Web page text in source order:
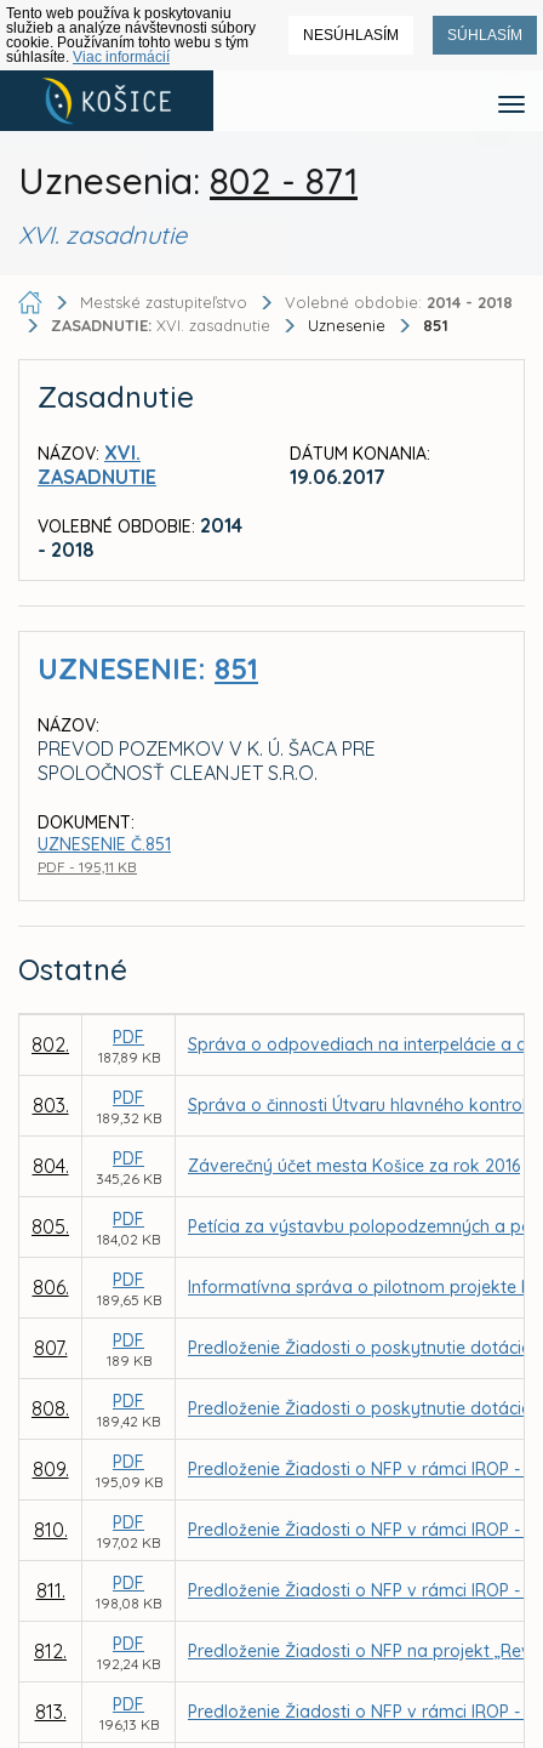
Tento web používa k poskytovaniu
služieb a analýze návštevnosti súbory
cookie. Používaním tohto webu s tým
súhlasíte. Viac informácií
NESÚHLASÍM SÚHLASÍM
Uznesenia: 802 - 871
XVI. zasadnutie
Mestské zastupiteľstvo Volebné obdobie: 2014 - 2018
ZASADNUTIE: XVI. zasadnutie Uznesenie 851
Zasadnutie
NÁZOV: XVI.
ZASADNUTIE
VOLEBNÉ OBDOBIE: 2014
- 2018
DÁTUM KONANIA:
19.06.2017
UZNESENIE: 851
NÁZOV:
PREVOD POZEMKOV V K. Ú. ŠACA PRE
SPOLOČNOSŤ CLEANJET S.R.O.
DOKUMENT:
UZNESENIE Č.851
PDF - 195,11 KB
Ostatné
802. PDF
187,89 KB
Správa o odpovediach na interpelácie a
803. PDF
189,32 KB
Správa o činnosti Útvaru hlavného
804. PDF
345,26 KB
Záverečný účet mesta Košice za rok 2016
805. PDF
184,02 KB
Petícia za výstavbu polopodzemných a
806. PDF
189,65 KB
Informatívna správa o pilotnom projekte
807. PDF
189 KB
Predloženie Žiadosti o poskytnutie dotácie
808. PDF
189,42 KB
Predloženie Žiadosti o poskytnutie dotácie
809. PDF
195,09 KB
Predloženie Žiadosti o NFP v rámci IROP -
810. PDF
197,02 KB
Predloženie Žiadosti o NFP v rámci IROP -
811. PDF
198,08 KB
Predloženie Žiadosti o NFP v rámci IROP -
812. PDF
192,24 KB
Predloženie Žiadosti o NFP na projekt
813. PDF
196,13 KB
Predloženie Žiadosti o NFP v rámci IROP -